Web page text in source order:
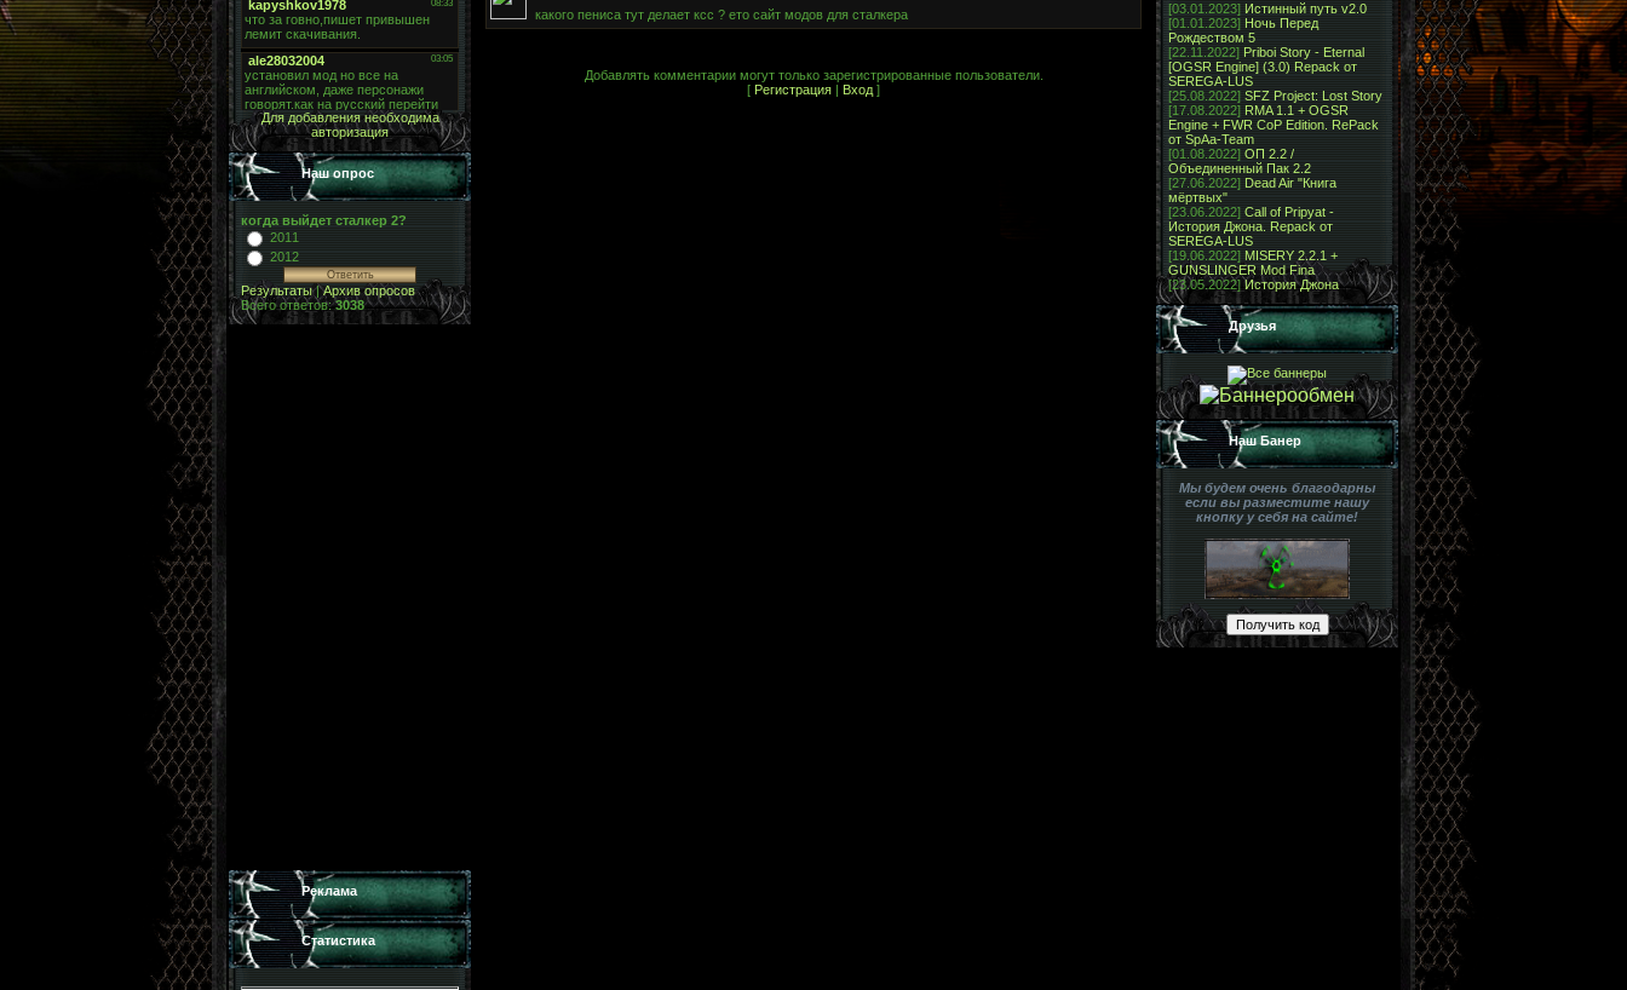
Для добавления необходима
авторизация
Наш опрос
когда выйдет сталкер 2?
2011
2012
Результаты|Архив опросов
Всего ответов:3038
Реклама
Статистика
какого пениса тут делает ксс ? ето сайт модов для сталкера
Добавлять комментарии могут только зарегистрированные пользователи.
[ Регистрация | Вход ]
[03.01.2023] Истинный путь v2.0
[01.01.2023] Ночь Перед
Рождеством 5
[22.11.2022] Priboi Story - Eternal
[OGSR Engine] (3.0) Repack от
SEREGA-LUS
[25.08.2022] SFZ Project: Lost Story
[17.08.2022] RMA 1.1 + OGSR
Engine + FWR CoP Edition. RePack
от SpAa-Team
[01.08.2022] ОП 2.2 /
Объединенный Пак 2.2
[27.06.2022] Dead Air "Книга
мёртвых"
[23.06.2022] Call of Pripyat -
История Джона. Repack от
SEREGA-LUS
[19.06.2022] MISERY 2.2.1 +
GUNSLINGER Mod Fina
[23.05.2022]История Джона
Друзья
Наш Банер
Мы будем очень благодарны
если вы разместите нашу
кнопку у себя на сайте!